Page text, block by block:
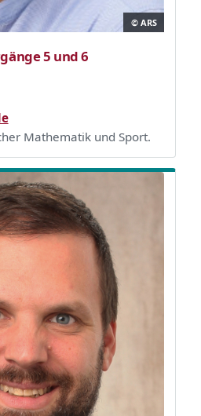
© ARS
5 und 6
Mathematik und Sport.